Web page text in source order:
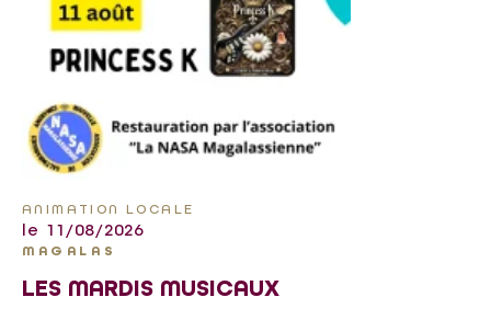
ANIMATION LOCALE
le 11/08/2026
MAGALAS
LES MARDIS MUSICAUX